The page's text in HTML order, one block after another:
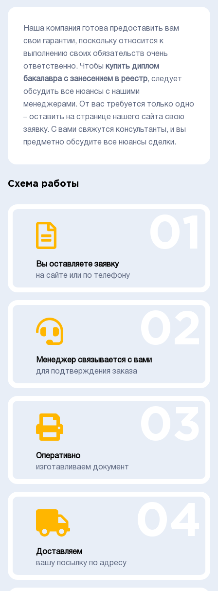
Наша компания готова предоставить вам
свои гарантии, поскольку относится к
выполнению своих обязательств очень
ответственно. Чтобы
купить диплом
бакалавра с занесением в реестр, следует
обсудить все нюансы с нашими
менеджерами. От вас требуется только одно
– оставить на странице нашего сайта свою
заявку. С вами свяжутся консультанты, и вы
предметно обсудите все нюансы сделки.
Схема работы
Вы оставляете заявку
на сайте или по телефону
Менеджер связывается с вами
для подтверждения заказа
Оперативно
изготавливаем документ
Доставляем
вашу посылку по адресу